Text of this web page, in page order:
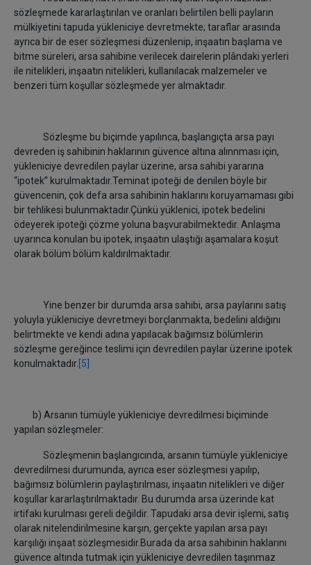
sözleşmede kararlaştırılan ve oranları belirtilen belli payların
mülkiyetini tapuda yükleniciye devretmekte; taraflar arasında
ayrıca bir de eser sözleşmesi düzenlenip, inşaatın başlama ve
bitme süreleri, arsa sahibine verilecek dairelerin plândaki yerleri
ile nitelikleri, inşaatın nitelikleri, kullanılacak malzemeler ve
benzeri tüm koşullar sözleşmede yer almaktadır.
Sözleşme bu biçimde yapılınca, başlangıçta arsa payı
devreden iş sahibinin haklarının güvence altına alınnması için,
yükleniciye devredilen paylar üzerine, arsa sahibi yararına
“ipotek” kurulmaktadır.Teminat ipoteği de denilen böyle bir
güvencenin, çok defa arsa sahibinin haklarını koruyamaması gibi
bir tehlikesi bulunmaktadır.Çünkü yüklenici, ipotek bedelini
ödeyerek ipoteği çözme yoluna başvurabilmektedir. Anlaşma
uyarınca konulan bu ipotek, inşaatın ulaştığı aşamalara koşut
olarak bölüm bölüm kaldırılmaktadır.
Yine benzer bir durumda arsa sahibi, arsa paylarını satış
yoluyla yükleniciye devretmeyi borçlanmakta, bedelini aldığını
belirtmekte ve kendi adına yapılacak bağımsız bölümlerin
sözleşme gereğince teslimi için devredilen paylar üzerine ipotek
konulmaktadır. [5]
b) Arsanın tümüyle yükleniciye devredilmesi biçiminde
yapılan sözleşmeler:
Sözleşmenin başlangıcında, arsanın tümüyle yükleniciye
devredilmesi durumunda, ayrıca eser sözleşmesi yapılıp,
bağımsız bölümlerin paylaştırılması, inşaatın nitelikleri ve diğer
koşullar kararlaştırılmaktadır. Bu durumda arsa üzerinde kat
irtifakı kurulması gereli değildir. Tapudaki arsa devir işlemi, satış
olarak nitelendirilmesine karşın, gerçekte yapılan arsa payı
karşılığı inşaat sözleşmesidir.Burada da arsa sahibinin haklarını
güvence altında tutmak için yükleniciye devredilen taşınmaz